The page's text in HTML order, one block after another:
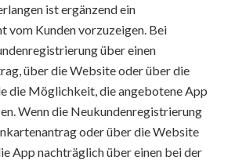
ist ergänzend ein
vom Kunden vorzuzeigen. Bei
über einen
über die Website oder über die
die Möglichkeit, die angebotene App
Wenn die Neukundenregistrierung
oder über die Website
App nachträglich über einen bei der